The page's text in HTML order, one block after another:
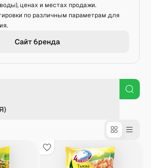
ценах и местах продажи.
по различным параметрам для
Сайт бренда